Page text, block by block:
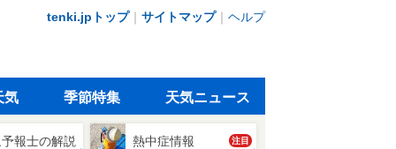
tenki.jpトップ｜ サイトマップ｜ ヘルプ
気 季節特集 天気ニュース
報士の解説 熱中症情報 注目